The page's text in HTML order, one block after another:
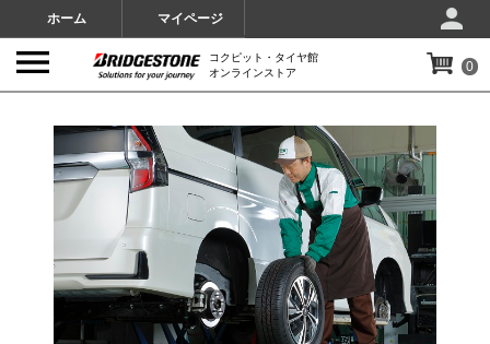
ホーム マイページ
コクピット・タイヤ館
オンラインストア
0